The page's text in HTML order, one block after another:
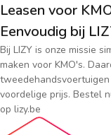
Leasen voor
Eenvoudig bij
Bij LIZY is onze missie
maken voor KMO's.
voordelige prijs. Bestel
op lizy.be